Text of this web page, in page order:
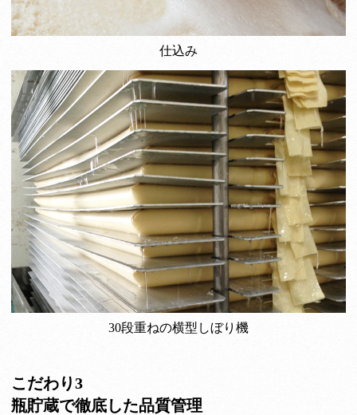
仕込み
30段重ねの横型しぼり機
こだわり3
瓶貯蔵で徹底した品質管理